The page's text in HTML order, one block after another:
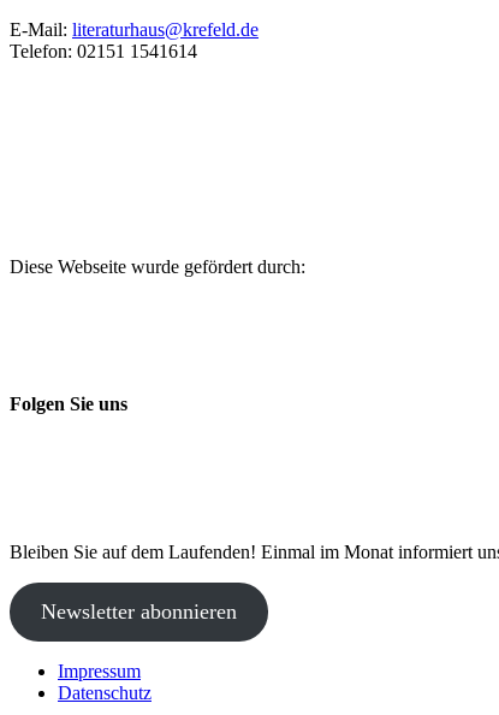
E‑Mail: literaturhaus@krefeld.de
Telefon: 02151 1541614
Diese Webseite wurde gefördert durch:
Folgen Sie uns
Bleiben Sie auf dem Laufenden! Einmal im Monat informiert
Newsletter abonnieren
Impressum
Datenschutz